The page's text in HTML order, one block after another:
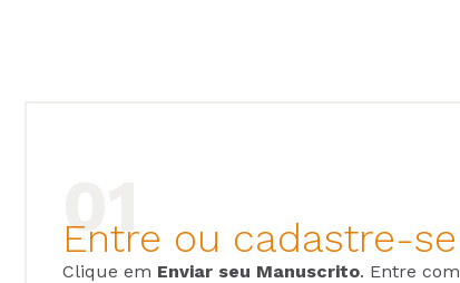
Entre ou cadastre-se
Clique em Enviar seu Manuscrito. Entre com